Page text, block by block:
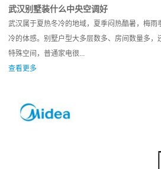
武汉别墅装什么中央空调好
武汉属于夏热冬冷的地域，夏季闷热酷暑，梅雨
冷的体感。别墅户型大多层数多、房间数量多
特殊空间，普通家电很...
查看更多